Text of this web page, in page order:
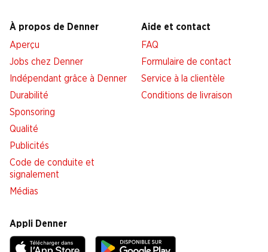
À propos de Denner
Aperçu
Jobs chez Denner
Indépendant grâce à Denner
Durabilité
Sponsoring
Qualité
Publicités
Code de conduite et
signalement
Médias
Aide et contact
FAQ
Formulaire de contact
Service à la clientèle
Conditions de livraison
Appli Denner